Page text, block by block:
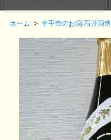
ホーム > 幸手市のお酒/石井酒造